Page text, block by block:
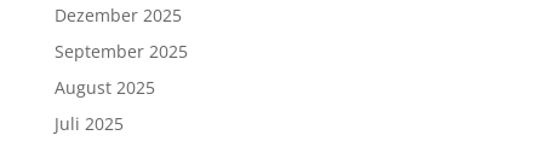
Dezember 2025
September 2025
August 2025
Juli 2025